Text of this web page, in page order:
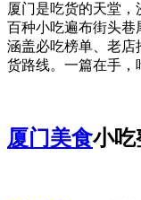
厦门是吃货的天堂
百种小吃遍布街头巷
涵盖必吃榜单、老店
货路线。一篇在手，
厦门美食小吃